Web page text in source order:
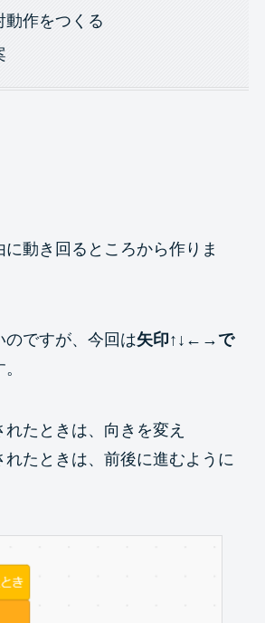
動作をつくる
に動き回るところから作りま
のですが、今回は矢印↑↓←→で
たときは、向きを変え
れたときは、前後に進むように